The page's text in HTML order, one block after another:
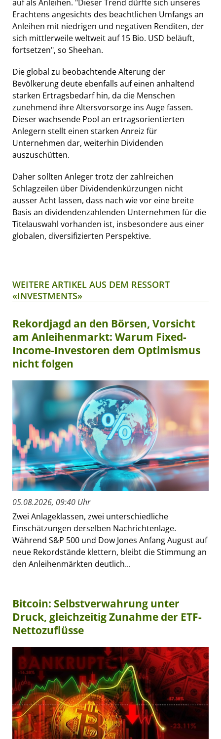
auf als Anleihen. "Dieser Trend dürfte sich unseres
Erachtens angesichts des beachtlichen Umfangs an
Anleihen mit niedrigen und negativen Renditen, der
sich mittlerweile weltweit auf 15 Bio. USD beläuft,
fortsetzen", so Sheehan.
Die global zu beobachtende Alterung der
Bevölkerung deute ebenfalls auf einen anhaltend
starken Ertragsbedarf hin, da die Menschen
zunehmend ihre Altersvorsorge ins Auge fassen.
Dieser wachsende Pool an ertragsorientierten
Anlegern stellt einen starken Anreiz für
Unternehmen dar, weiterhin Dividenden
auszuschütten.
Daher sollten Anleger trotz der zahlreichen
Schlagzeilen über Dividendenkürzungen nicht
ausser Acht lassen, dass nach wie vor eine breite
Basis an dividendenzahlenden Unternehmen für die
Titelauswahl vorhanden ist, insbesondere aus einer
globalen, diversifizierten Perspektive.
WEITERE ARTIKEL AUS DEM RESSORT
«INVESTMENTS»
Rekordjagd an den Börsen, Vorsicht
am Anleihenmarkt: Warum Fixed-
Income-Investoren dem Optimismus
nicht folgen
05.08.2026, 09:40 Uhr
Zwei Anlageklassen, zwei unterschiedliche
Einschätzungen derselben Nachrichtenlage.
Während S&P 500 und Dow Jones Anfang August auf
neue Rekordstände klettern, bleibt die Stimmung an
den Anleihenmärkten deutlich...
Bitcoin: Selbstverwahrung unter
Druck, gleichzeitig Zunahme der ETF-
Nettozuflüsse